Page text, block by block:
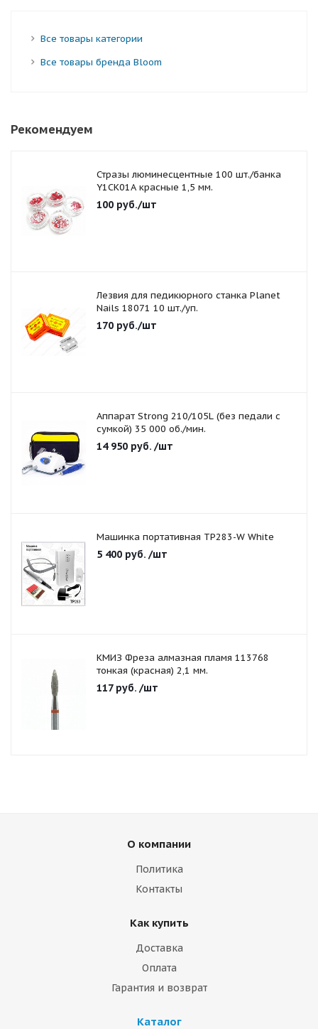
Все товары категории
Все товары бренда Bloom
Рекомендуем
Стразы люминесцентные 100 шт./банка
Y1CK01A красные 1,5 мм.
100 руб./шт
Лезвия для педикюрного станка Planet
Nails 18071 10 шт./уп.
170 руб./шт
Аппарат Strong 210/105L (без педали с
сумкой) 35 000 об./мин.
14 950 руб. /шт
Машинка портативная TP283-W White
5 400 руб. /шт
КМИЗ Фреза алмазная пламя 113768
тонкая (красная) 2,1 мм.
117руб. /шт
О компании
Политика
Контакты
Как купить
Доставка
Оплата
Гарантия и возврат
Каталог